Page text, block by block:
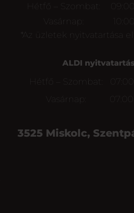
Hétfő – Szombat:
Vasárnap:
*Az üzletek nyitvatartása
ALDI nyitvatartás
Hétfő – Szombat:
Vasárnap:
3525 Miskolc,